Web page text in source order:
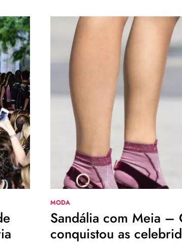
O
CALENDÁRIO
NOVIDADES
MODA
Sandália com Meia –
conquistou as